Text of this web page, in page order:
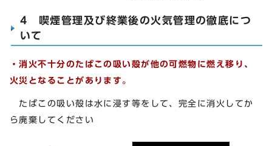
4 喫煙管理及び終業後の火気管理の徹底につ
いて
・消火不十分のたばこの吸い殻が他の可燃物に燃え移り、
火災となることがあります。
たばこの吸い殻は水に浸す等をして、完全に消火してか
ら廃棄してください